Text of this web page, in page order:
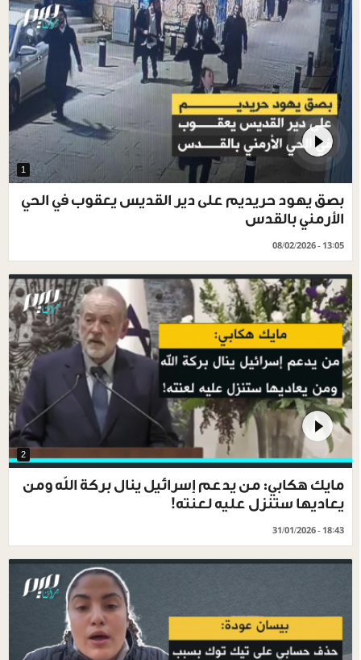
1
بصق يهود حريديم على دير القديس يعقوب في الحي
الأرمني بالقدس
08/02/2026 - 13:05
2
مايك هكابي: من يدعم إسرائيل ينال بركة الله ومن
يعاديها ستنزل عليه لعنته!
31/01/2026 - 18:43